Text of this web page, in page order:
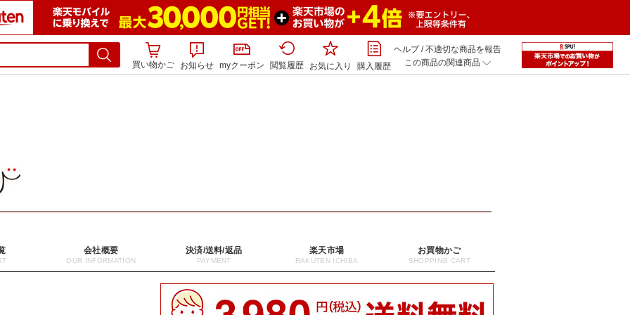
買い物かご お知らせ myクーポン 閲覧履歴 お気に入り 購入履歴
ヘルプ/不適切な商品を報告
この商品の関連商品